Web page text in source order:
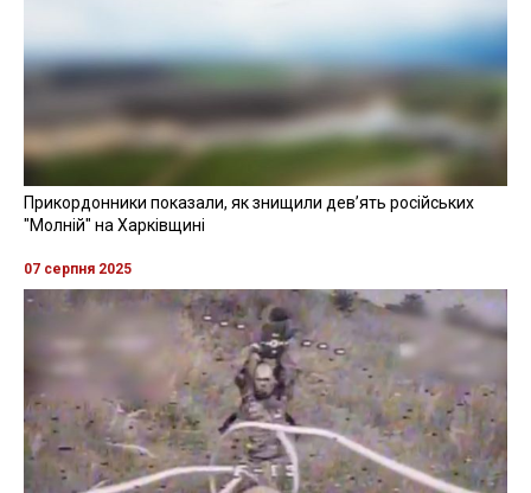
Прикордонники показали, як знищили девʼять російських
"Молній" на Харківщині
07 серпня 2025